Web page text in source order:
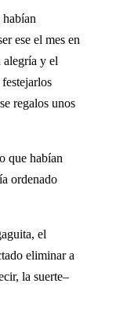
habían
ese el mes en
alegría y el
regalos unos
que habían
ordenado
el
eliminar a
la suerte–